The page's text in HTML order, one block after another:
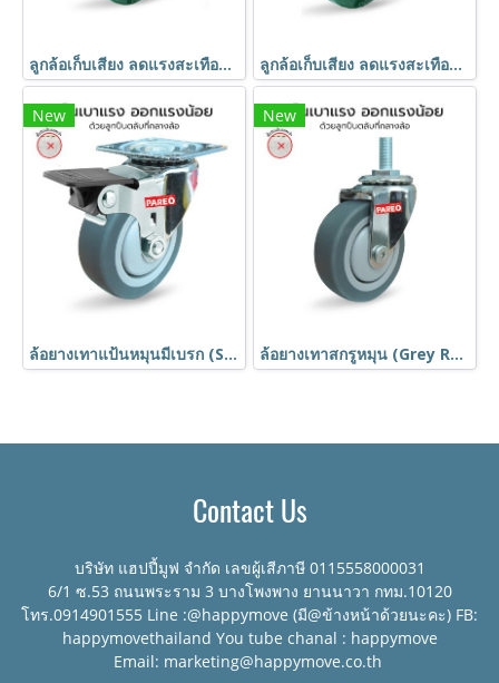
ลูกล้อเก็บเสียง ลดแรงสะเทือน แป้นตาย JIS Standard ยางเขียว 75-200mm. ลดความเสียหาย PAREO ลูกล้อเก็บเสียง ลดแรงสะเทือน JIS Standard ยางเขียว 75-200mm. แป้นหมุน ลดความเสียหาย PAREO
New
ล้อยางเทาแป้นหมุนมีเบรก (Swivel with Brake Grey Rubber Caster) รุ่น MOVER ยี่ห้อ PAREO
New
ล้อยางเทาสกรูหมุน (Grey Rubber Caster) รุ่น MOVER ยี่ห้อ PAREO
Contact Us
บริษัท แฮปปี้มูฟ จำกัด เลขผู้เสีภาษี 0115558000031
6/1 ซ.53 ถนนพระราม 3 บางโพงพาง ยานนาวา กทม.10120
โทร.0914901555 Line :@happymove (มี@ข้างหน้าด้วยนะคะ) FB:
happymovethailand You tube chanal : happymove
Email: marketing@happymove.co.th